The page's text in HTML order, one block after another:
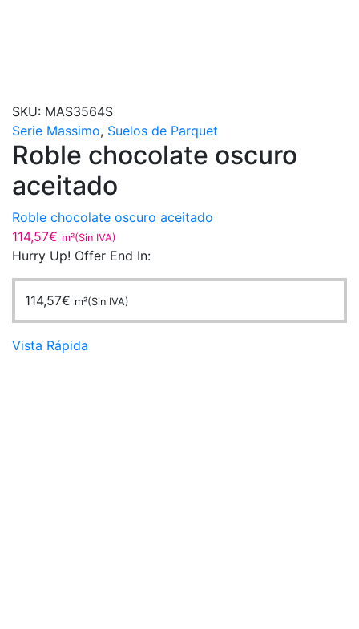
SKU: MAS3564S
Serie Massimo, Suelos de Parquet
Roble chocolate oscuro
aceitado
Roble chocolate oscuro aceitado
114,57€ m²(Sin IVA)
Hurry Up! Offer End In:
114,57€ m²(Sin IVA)
Vista Rápida